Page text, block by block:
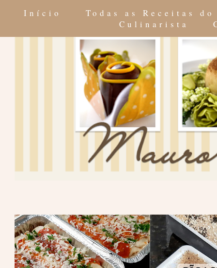
Início
Todas as Receitas
Culinarista